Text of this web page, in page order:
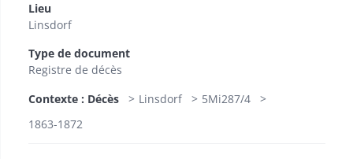
Lieu
Linsdorf
Type de document
Registre de décès
Contexte : Décès
Linsdorf
5Mi287/4
1863-1872